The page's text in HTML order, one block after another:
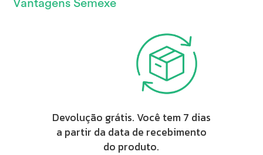
Vantagens Semexe
Devolução grátis. Você tem 7 dias
a partir da data de recebimento
do produto.